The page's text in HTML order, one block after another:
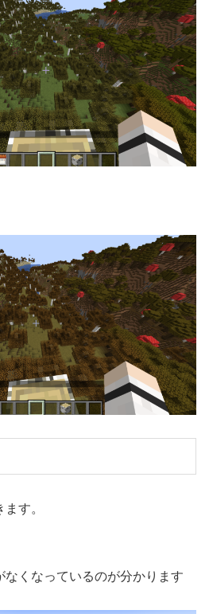
す。
くなっているのが分かります